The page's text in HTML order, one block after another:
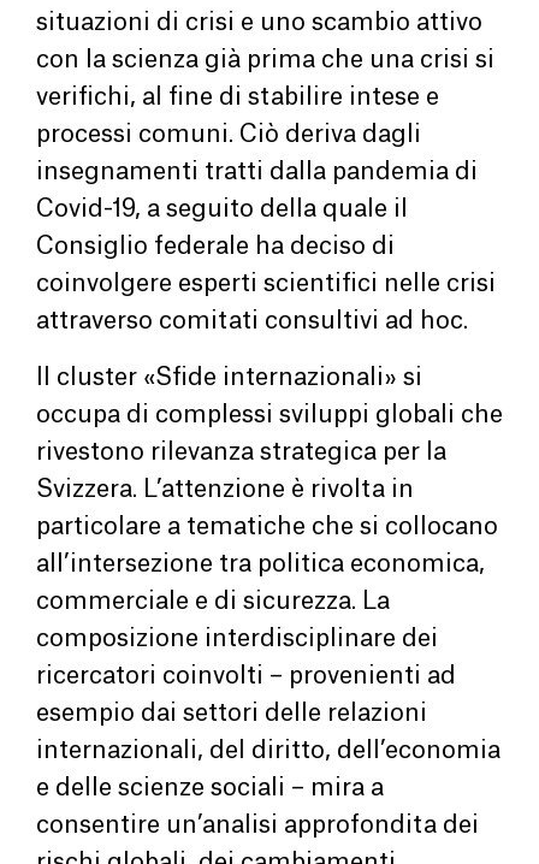
situazioni di crisi e uno scambio attivo
con la scienza già prima che una crisi si
verifichi, al fine di stabilire intese e
processi comuni. Ciò deriva dagli
insegnamenti tratti dalla pandemia di
Covid-19, a seguito della quale il
Consiglio federale ha deciso di
coinvolgere esperti scientifici nelle crisi
attraverso comitati consultivi ad hoc.
Il cluster «Sfide internazionali» si
occupa di complessi sviluppi globali che
rivestono rilevanza strategica per la
Svizzera. L’attenzione è rivolta in
particolare a tematiche che si collocano
all’intersezione tra politica economica,
commerciale e di sicurezza. La
composizione interdisciplinare dei
ricercatori coinvolti – provenienti ad
esempio dai settori delle relazioni
internazionali, del diritto, dell’economia
e delle scienze sociali – mira a
consentire un’analisi approfondita dei